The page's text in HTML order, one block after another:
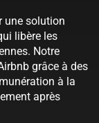
une solution
libère les
Notre
grâce à des
à la
après